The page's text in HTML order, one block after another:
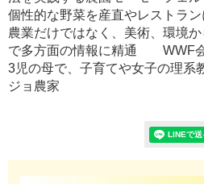
個性的な野菜を産直やレストラ
農業だけではなく、美術、環境
で多方面の情報に精通 WWF会
3児の母で、子育てや女子の理系
ジョ農家